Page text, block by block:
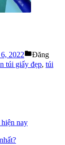
2022
Đăng
túi giấy đẹp, túi
nay